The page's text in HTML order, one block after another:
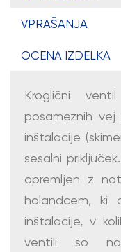
VPRAŠANJA
OCENA IZDELKA
Kroglični
posameznih
inštalacije
sesalni
opremljen z
holandcem, ki
inštalacije, v
ventili so